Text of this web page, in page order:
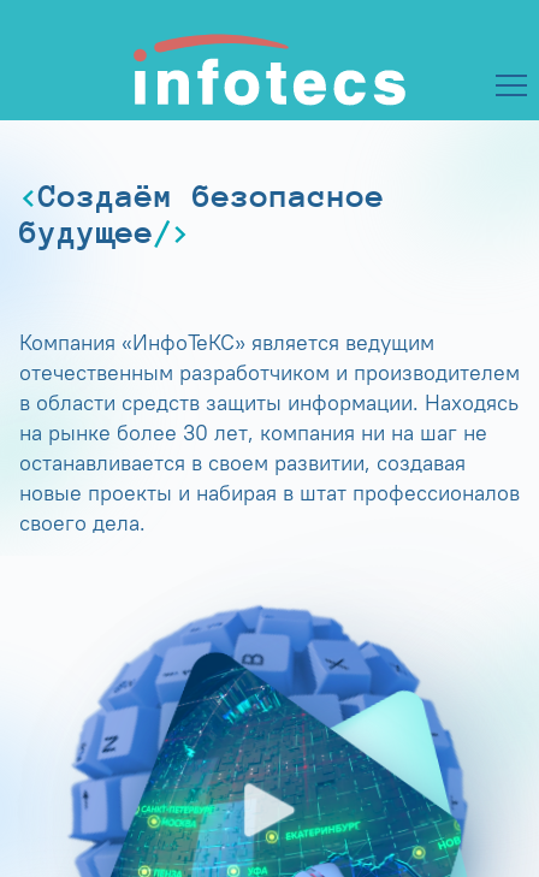
Создаём безопасное
будущее
Компания «ИнфоТеКС» является ведущим
отечественным разработчиком и производителем
в области средств защиты информации. Находясь
на рынке более 30 лет, компания ни на шаг не
останавливается в своем развитии, создавая
новые проекты и набирая в штат профессионалов
своего дела.